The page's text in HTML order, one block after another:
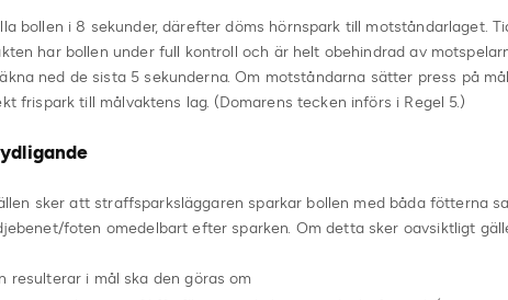
bollen i 8 sekunder, därefter döms hörnspark till motståndarlaget.
har bollen under full kontroll och är helt obehindrad av
ned de sista 5 sekunderna. Om motståndarna sätter press på
frispark till målvaktens lag. (Domarens tecken införs i Regel 5.)
sker att straffsparksläggaren sparkar bollen med båda fötterna
foten omedelbart efter sparken. Om detta sker oavsiktligt
resulterar i mål ska den göras om